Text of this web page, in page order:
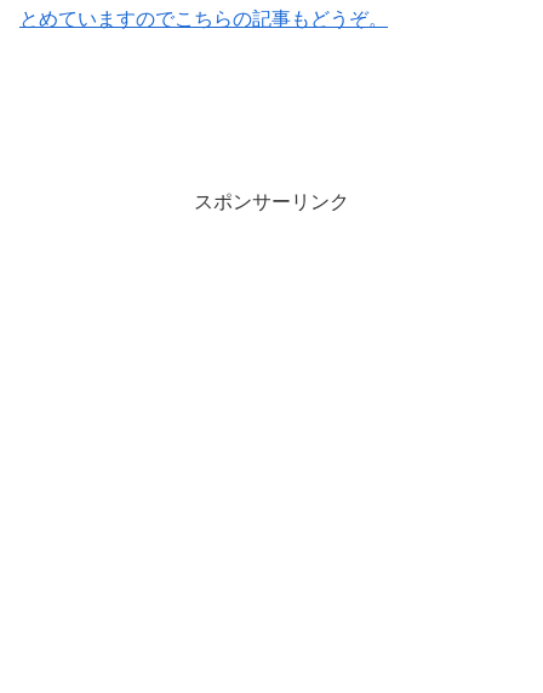
とめていますのでこちらの記事もどうぞ。
スポンサーリンク